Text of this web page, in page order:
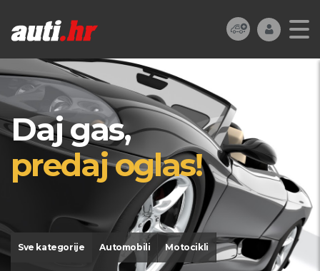
Daj gas,
predaj oglas!
Sve kategorije Automobili Motocikli